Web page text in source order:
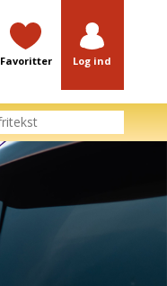
Favoritter Log ind